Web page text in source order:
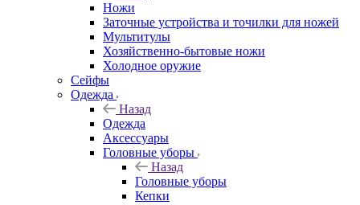
Ножи
Заточные устройства и точилки для ножей
Мультитулы
Хозяйственно-бытовые ножи
Холодное оружие
Сейфы
Одежда
Назад
Одежда
Аксессуары
Головные уборы
Назад
Головные уборы
Кепки